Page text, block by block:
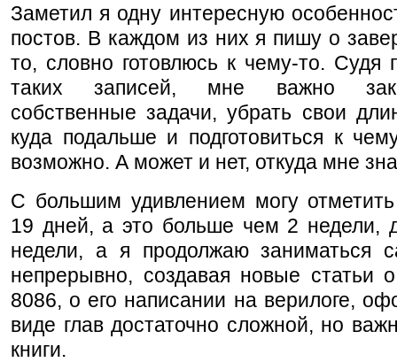
Заметил я одну интересную
постов. В каждом из них я пишу о
то, словно готовлюсь к чему-то. Судя
таких записей, мне важно
собственные задачи, убрать свои
куда подальше и подготовиться к
возможно. А может и нет, откуда мне
С большим удивлением могу
19 дней, а это больше чем 2 недели,
недели, а я продолжаю заниматься
непрерывно, создавая новые статьи
8086, о его написании на верилоге,
виде глав достаточно сложной, но
книги.